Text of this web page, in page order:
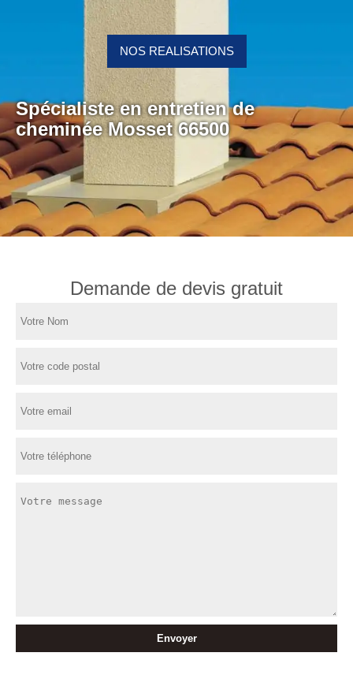
Spécialiste en entretien de
cheminée Mosset 66500
NOS REALISATIONS
Demande de devis gratuit